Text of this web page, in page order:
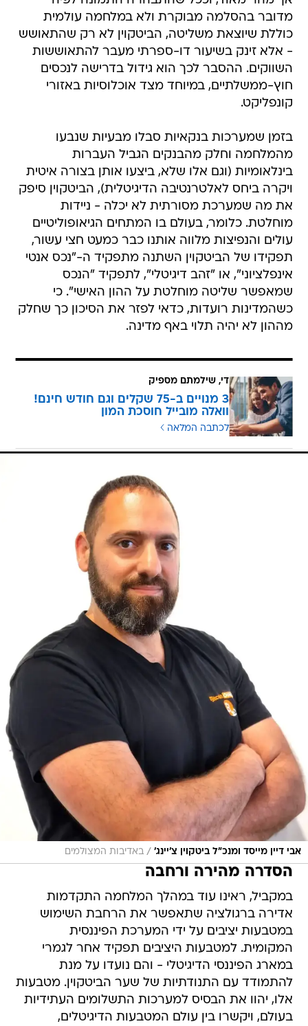
מדובר בהסלמה מבוקרת ולא במלחמה עולמית
כוללת שיוצאת משליטה, הביטקוין לא רק שהתאושש
- אלא זינק בשיעור דו-ספרתי מעבר להתאוששות
השווקים. ההסבר לכך הוא גידול בדרישה לנכסים
חוץ-ממשלתיים, במיוחד מצד אוכלוסיות באזורי
קונפליקט.
בזמן שמערכות בנקאיות סבלו מבעיות שנבעו
מהמלחמה וחלק מהבנקים הגביל העברות
בינלאומיות (וגם אלו שלא, ביצעו אותן בצורה איטית
ויקרה ביחס לאלטרנטיבה הדיגיטלית), הביטקוין סיפק
את מה שמערכת מסורתית לא יכלה - ניידות
מוחלטת. כלומר, בעולם בו המתחים הגיאופוליטיים
עולים והנפיצות מלווה אותנו כבר כמעט חצי עשור,
תפקידו של הביטקוין השתנה מתפקיד ה-"נכס אנטי
אינפלציוני", או "זהב דיגיטלי", לתפקיד "הנכס
שמאפשר שליטה מוחלטת על ההון האישי". כי
כשהמדינות רועדות, כדאי לפזר את הסיכון כך שחלק
מההון לא יהיה תלוי באף מדינה.
די, שילמתם מספיק
3 מנויים ב-75 שקלים וגם חודש חינם!
וואלה מובייל חוסכת המון
לכתבה המלאה
אבי דיין מייסד ומנכ"ל ביטקוין צ'יינג' / באדיבות המצולמים
הסדרה מהירה ורחבה
במקביל, ראינו עוד במהלך המלחמה התקדמות
אדירה ברגולציה שתאפשר את הרחבת השימוש
במטבעות יציבים על ידי המערכת הפיננסית
המקומית. למטבעות היציבים תפקיד אחר לגמרי
במארג הפיננסי הדיגיטלי - והם נועדו על מנת
להתמודד עם התנודתיות של שער הביטקוין. מטבעות
אלו, יהוו את הבסיס למערכות התשלומים העתידיות
בעולם, ויקשרו בין עולם המטבעות הדיגיטלים,